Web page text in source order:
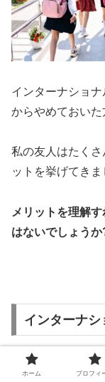
インターナショ
からやめておい
私の友人はたく
ットを挙げてきま
メリットを理解
はないでしょうか
インターナ
インターナショ
ホーム プロフィ